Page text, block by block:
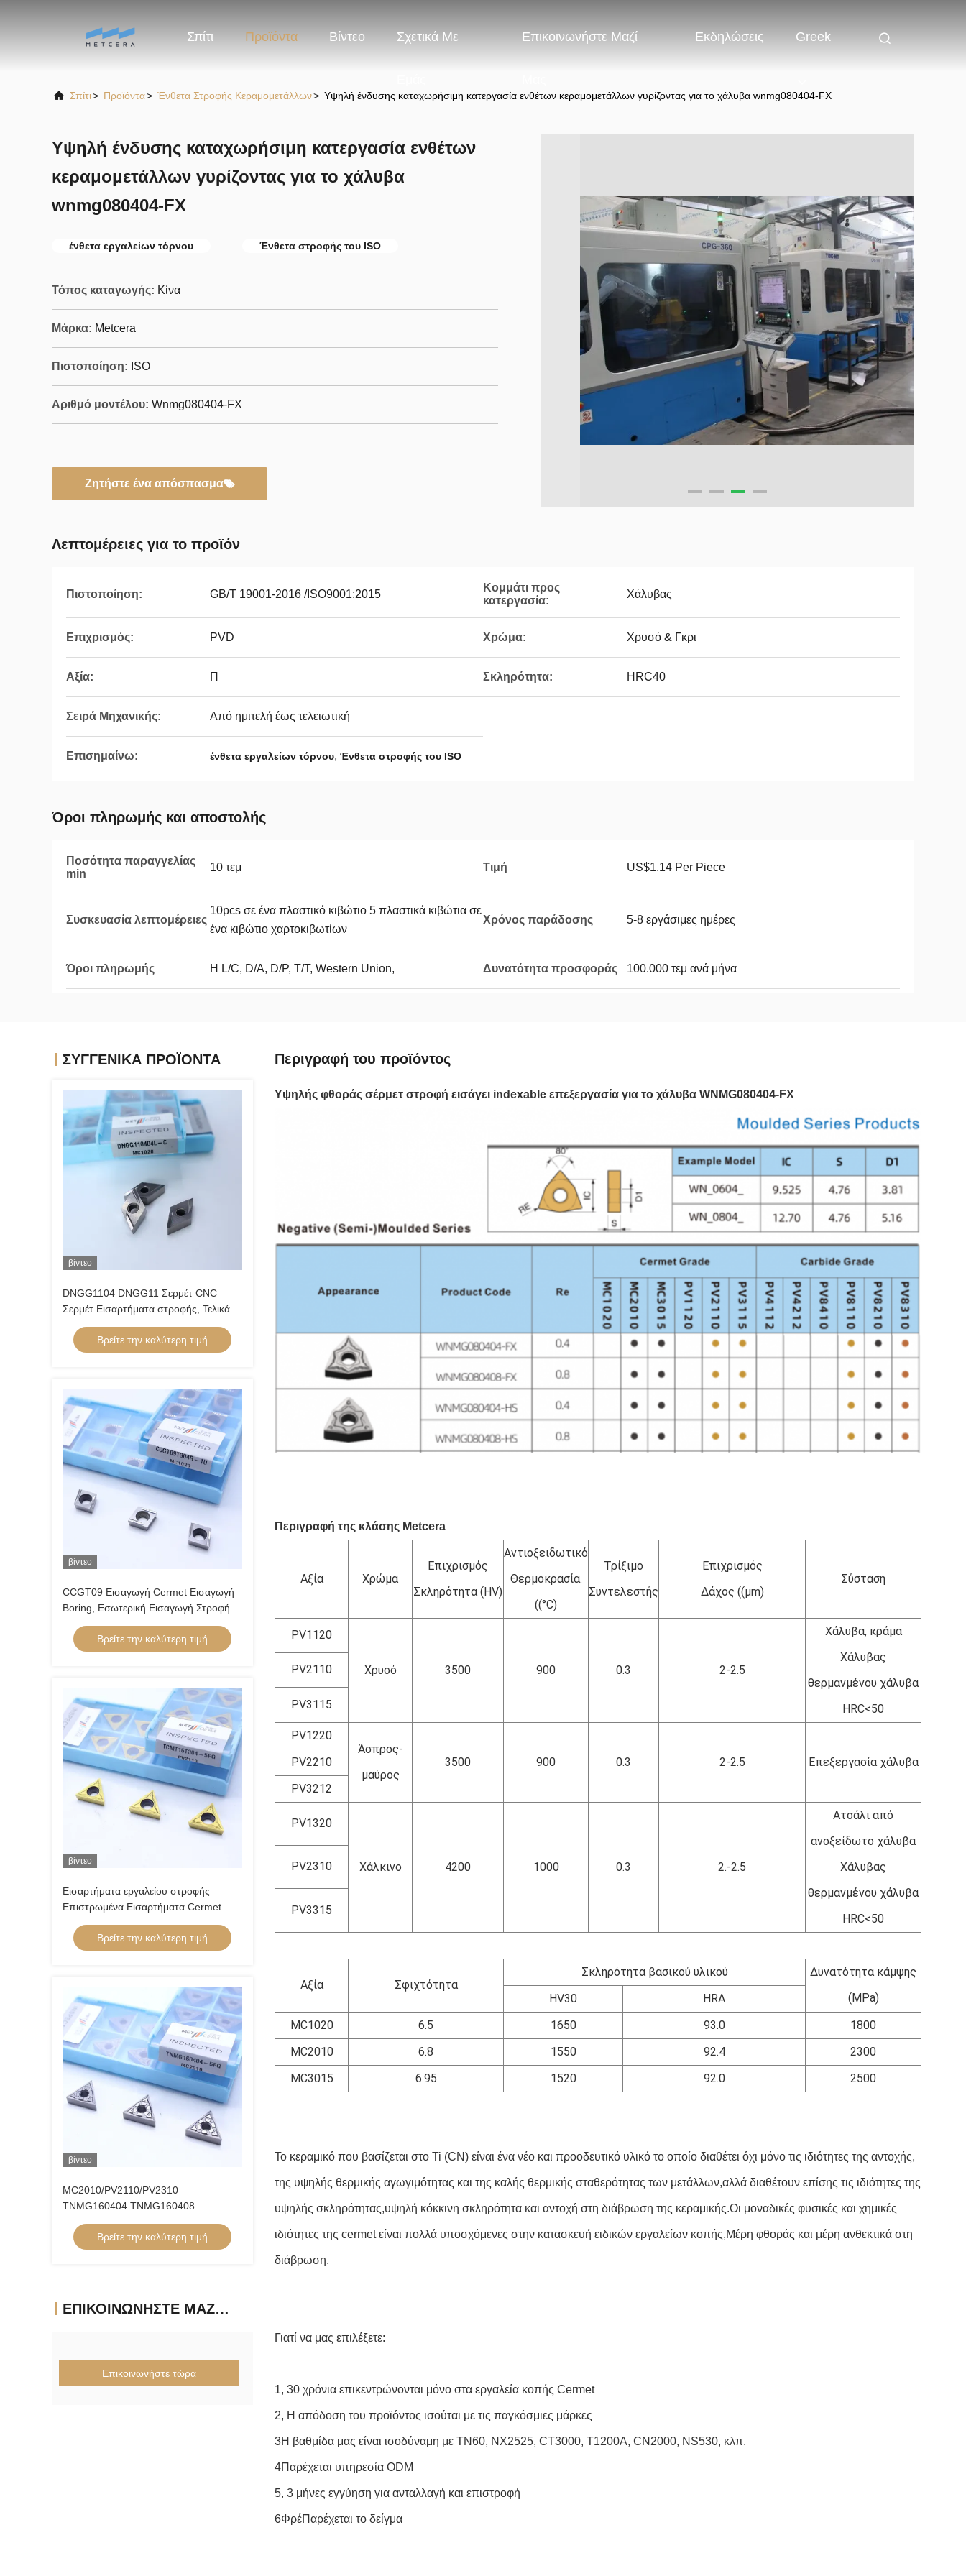
Σπίτι Προϊόντα Βίντεο Σχετικά Με Επικοινωνήστε Μαζί Εκδηλώσεις Greek
Σπίτι> Προϊόντα> Ένθετα Στροφής Κεραμομετάλλων> Υψηλή ένδυσης καταχωρήσιμη κατεργασία ενθέτων κεραμομετάλλων γυρίζοντας για το χάλυβα wnmg080404-FX
Υψηλή ένδυσης καταχωρήσιμη κατεργασία ενθέτων
κεραμομετάλλων γυρίζοντας για το χάλυβα
wnmg080404-FX
ένθετα εργαλείων τόρνου Ένθετα στροφής του ISO
Τόπος καταγωγής: Κίνα
Μάρκα: Metcera
Πιστοποίηση: ISO
Αριθμό μοντέλου: Wnmg080404-FX
Ζητήστε ένα απόσπασμα
Λεπτομέρειες για το προϊόν
Πιστοποίηση: GB/T 19001-2016 /ISO9001:2015
Κομμάτι προς
κατεργασία:
Χάλυβας
Επιχρισμός: PVD Χρώμα: Χρυσό & Γκρι
Αξία: Π Σκληρότητα: HRC40
Σειρά Μηχανικής: Από ημιτελή έως τελειωτική
Επισημαίνω: ένθετα εργαλείων τόρνου, Ένθετα στροφής του ISO
Όροι πληρωμής και αποστολής
Ποσότητα παραγγελίας
min
10 τεμ Τιμή US$1.14 Per Piece
Συσκευασία λεπτομέρειες
10pcs σε ένα πλαστικό κιβώτιο 5 πλαστικά κιβώτια σε
ένα κιβώτιο χαρτοκιβωτίων
Χρόνος παράδοσης 5-8 εργάσιμες ημέρες
Όροι πληρωμής Η L/C, D/A, D/P, T/T, Western Union, Δυνατότητα προσφοράς 100.000 τεμ ανά μήνα
ΣΥΓΓΕΝΙΚΆ ΠΡΟΪΌΝΤΑ
βίντεο
DNGG1104 DNGG11 Σερμέτ CNC
Σερμέτ Εισαρτήματα στροφής, Τελικά
Εισαρτήματα με C Τελικό σπάσιμο τσιπ
Βρείτε την καλύτερη τιμή
βίντεο
CCGT09 Εισαγωγή Cermet Εισαγωγή
Boring, Εσωτερική Εισαγωγή Στροφής
για το Κόψιμο Χάλυβα Καρβονίου,
Χαμηλού Λύξης Χάλυβα, Χαμηλή
Τροφή, Θετική Εισαγωγή,
Βρείτε την καλύτερη τιμή
βίντεο
Εισαρτήματα εργαλείου στροφής
Επιστρωμένα Εισαρτήματα Cermet
TCMT11-5FG TCMT16-5FG
Εισαρτήματα στροφής Cermet
Βρείτε την καλύτερη τιμή
βίντεο
MC2010/PV2110/PV2310
TNMG160404 TNMG160408
Εισαρτήματα στροφής CNC
Εισαρτήματα στροφής Cermet για
μηχανή CNC στο 5FG Chip Breaker
Βρείτε την καλύτερη τιμή
ΕΠΙΚΟΙΝΩΝΉΣΤΕ ΜΑΖΊ ΜΑΣ
Επικοινωνήστε τώρα
Περιγραφή του προϊόντος
Υψηλής φθοράς σέρμετ στροφή εισάγει indexable επεξεργασία για το χάλυβα WNMG080404-FX
Περιγραφή της κλάσης Metcera
Αξία Χρώμα
Επιχρισμός
Σκληρότητα (HV)
Αντιοξειδωτικό
Θερμοκρασία.
((°C)
Τρίξιμο
Συντελεστής
Επιχρισμός
Δάχος ((μm)
Σύσταση
PV1120
Χρυσό 3500 900 0.3 2-2.5
Χάλυβα, κράμα
Χάλυβας
θερμανμένου χάλυβα
HRC<50
PV2110
PV3115
PV1220
Άσπρος-
μαύρος
3500 900 0.3 2-2.5 Επεξεργασία χάλυβα
PV2210
PV3212
PV1320
Χάλκινο 4200 1000 0.3 2.-2.5
Ατσάλι από
ανοξείδωτο χάλυβα
Χάλυβας
θερμανμένου χάλυβα
HRC<50
PV2310
PV3315
Αξία Σφιχτότητα
Σκληρότητα βασικού υλικού
Δυνατότητα κάμψης
(MPa)
HV30
HRA
MC1020
6.5 1650 93.0
1800
MC2010
6.8 1550 92.4
2300
MC3015
6.95 1520 92.0 2500
Το κεραμικό που βασίζεται στο Ti (CN) είναι ένα νέο και προοδευτικό υλικό το οποίο διαθέτει όχι μόνο τις ιδιότητες της αντοχής,
της υψηλής θερμικής αγωγιμότητας και της καλής θερμικής σταθερότητας των μετάλλων,αλλά διαθέτουν επίσης τις ιδιότητες της
υψηλής σκληρότητας,υψηλή κόκκινη σκληρότητα και αντοχή στη διάβρωση της κεραμικής.Οι μοναδικές φυσικές και χημικές
ιδιότητες της cermet είναι πολλά υποσχόμενες στην κατασκευή ειδικών εργαλείων κοπής,Μέρη φθοράς και μέρη ανθεκτικά στη
διάβρωση.
Γιατί να μας επιλέξετε:
1, 30 χρόνια επικεντρώνονται μόνο στα εργαλεία κοπής Cermet
2, Η απόδοση του προϊόντος ισούται με τις παγκόσμιες μάρκες
3Η βαθμίδα μας είναι ισοδύναμη με TN60, NX2525, CT3000, T1200A, CN2000, NS530, κλπ.
4Παρέχεται υπηρεσία ODM
5, 3 μήνες εγγύηση για ανταλλαγή και επιστροφή
6ΦρέΠαρέχεται το δείγμα